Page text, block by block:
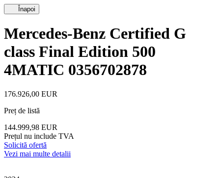
Înapoi
Mercedes-Benz Certified G
class Final Edition 500
4MATIC 0356702878
176.926,00 EUR
Preț de listă
144.999,98 EUR
Prețul nu include TVA
Solicită ofertă
Vezi mai multe detalii